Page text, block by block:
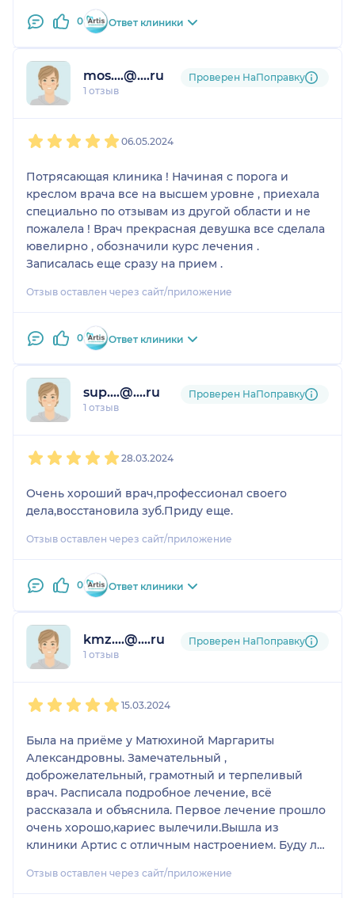
0 Ответ клиники
mos....@....ru
1 отзыв
Проверен НаПоправку
06.05.2024
Потрясающая клиника ! Начиная с порога и
креслом врача все на высшем уровне , приехала
специально по отзывам из другой области и не
пожалела ! Врач прекрасная девушка все сделала
ювелирно , обозначили курс лечения .
Записалась еще сразу на прием .
Отзыв оставлен через сайт/приложение
0 Ответ клиники
sup....@....ru
1 отзыв
Проверен НаПоправку
28.03.2024
Очень хороший врач,профессионал своего
дела,восстановила зуб.Приду еще.
Отзыв оставлен через сайт/приложение
0 Ответ клиники
kmz....@....ru
1 отзыв
Проверен НаПоправку
15.03.2024
Была на приёме у Матюхиной Маргариты
Александровны. Замечательный ,
доброжелательный, грамотный и терпеливый
врач. Расписала подробное лечение, всё
рассказала и объяснила. Первое лечение прошло
очень хорошо,кариес вылечили.Вышла из
клиники Артис с отличным настроением. Буду ли
однозначный ДА!
Отзыв оставлен через сайт/приложение